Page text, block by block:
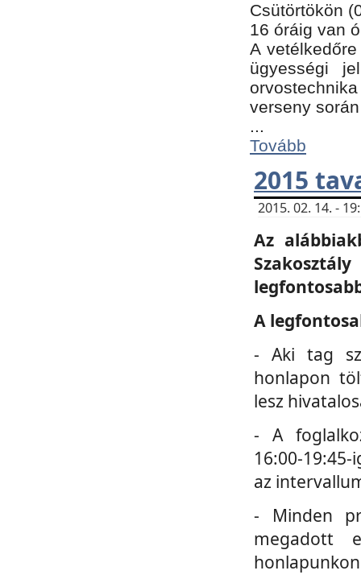
Csütörtökön
16 óráig van
A
ügyességi
verseny
...
Tovább
2015
2015. 02. 14. -
Az
A
- Aki tag
honlapon
lesz
- A
16:00-
az
- Minden
megadott